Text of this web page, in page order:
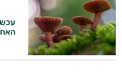
וספרות מקצועית
ותזונת הספורט.
אני כאן כדי לעזור לך
התזונה ומוצרי הבריאות